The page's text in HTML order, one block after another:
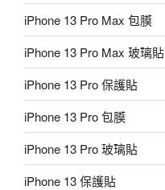
iPhone 13 Pro Max 包膜
iPhone 13 Pro Max 玻璃貼
iPhone 13 Pro 保護貼
iPhone 13 Pro 包膜
iPhone 13 Pro 玻璃貼
iPhone 13 保護貼